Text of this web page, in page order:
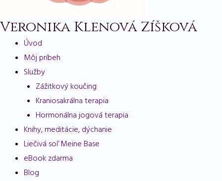
Veronika Klenová Zíšková
Úvod
Môj príbeh
Služby
Zážitkový koučing
Kraniosakrálna terapia
Hormonálna jogová terapia
Knihy, meditácie, dýchanie
Liečivá soľ Meine Base
eBook zdarma
Blog